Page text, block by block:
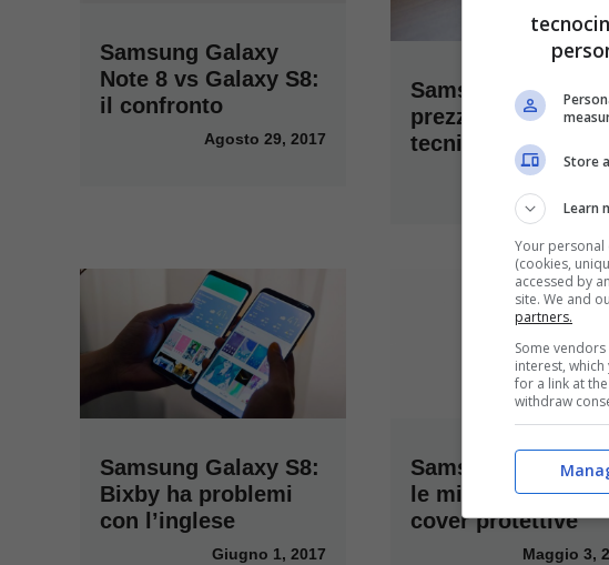
Samsung Galaxy
Note 8 vs Galaxy S8:
il confronto
Agosto 29, 2017
Samsung DeX:
prezzo e scheda
tecnica ufficiali
Agosto 25,
Samsung Galaxy S8:
Bixby ha problemi
con l’inglese
Giugno 1, 2017
Samsung Galaxy
le migliori
cover protettive
Maggio 3,
Store
Learn
Your
(cookies,
accessed by
site. We and
partners.
Some
interest,
for a link at
withdraw